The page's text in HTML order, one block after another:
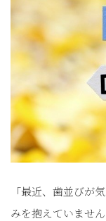
「最近、歯並びが
みを抱えていません